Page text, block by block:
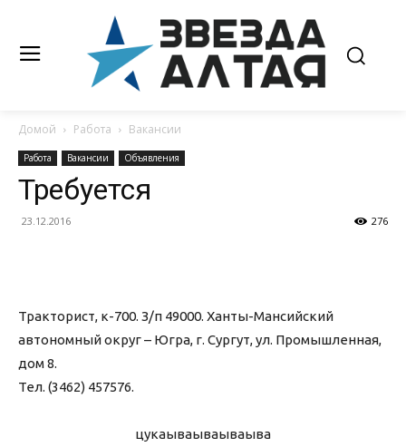
Домой Работа Вакансии
Работа Вакансии Объявления
Требуется
23.12.2016 276
Тракторист, к-700. З/п 49000. Ханты-Мансийский
автономный округ – Югра, г. Сургут, ул. Промышленная,
дом 8.
Тел. (3462) 457576.
цукаываываываыва